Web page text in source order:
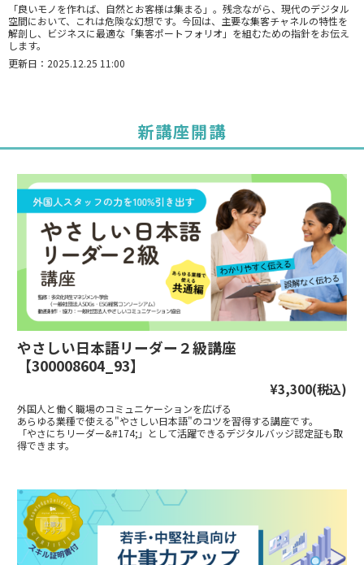
「良いモノを作れば、自然とお客様は集まる」。残念ながら、現代のデジタル
空間において、これは危険な幻想です。今回は、主要な集客チャネルの特性を
解剖し、ビジネスに最適な「集客ポートフォリオ」を組むための指針をお伝え
します。
更新日：2025.12.25 11:00
新講座開講
やさしい日本語リーダー２級講座
【300008604_93】
¥3,300(税込)
外国人と働く職場のコミュニケーションを広げる
あらゆる業種で使える"やさしい日本語"のコツを習得する講座です。
「やさにちリーダー&#174;」として活躍できるデジタルバッジ認定証も取
得できます。